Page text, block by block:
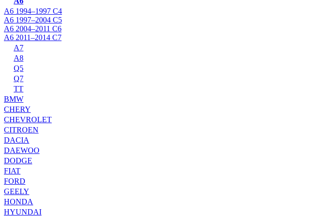
A6 1994–1997 C4
A6 1997–2004 C5
A6 2004–2011 C6
A6 2011–2014 C7
A7
A8
Q5
Q7
TT
BMW
CHERY
CHEVROLET
CITROEN
DACIA
DAEWOO
DODGE
FIAT
FORD
GEELY
HONDA
HYUNDAI